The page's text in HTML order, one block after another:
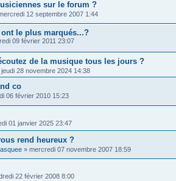
sur le forum ?
12 septembre 2007 1:44
le plus marqués...?
09 février 2011 23:07
de la musique tous les jours ?
jeudi 28 novembre 2024 14:38
co
06 février 2010 15:23
01 janvier 2025 23:47
rend heureux ?
» mercredi 07 novembre 2007 18:59
22 février 2008 8:00